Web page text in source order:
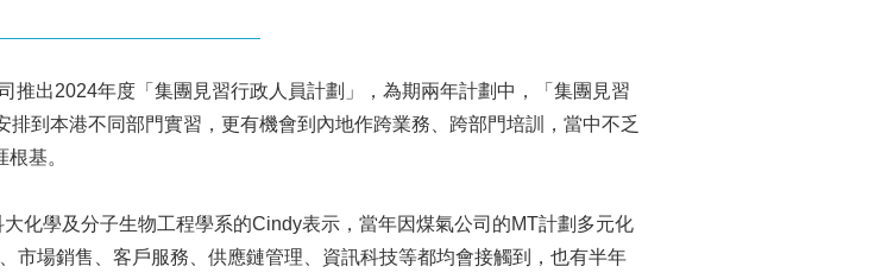
推出2024年度「集團見習行政人員計劃」，為期兩年計劃中，「集團見習
到本港不同部門實習，更有機會到內地作跨業務、跨部門培訓，當中不乏
基。
化學及分子生物工程學系的Cindy表示，當年因煤氣公司的MT計劃多元化
市場銷售、客戶服務、供應鏈管理、資訊科技等都均會接觸到，也有半年